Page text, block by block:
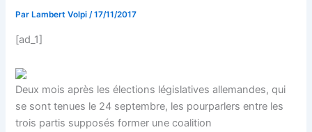
Par Lambert Volpi/17/11/2017
[ad_1]
Deux mois après les élections législatives allemandes, qui
se sont tenues le 24 septembre, les pourparlers entre les
trois partis supposés former une coalition